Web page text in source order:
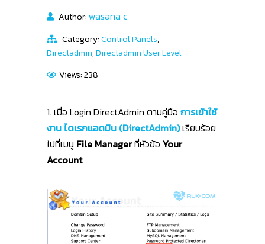
Author:wasana c
Category:Control Panels,
Directadmin,Directadmin User Level
Views: 238
1. เมื่อ Login DirectAdmin ตามคู่มือ การเข้าใช้
งาน ไดเรกแอดมิน (DirectAdmin)เรียบร้อย
ไปที่เมนู File Managerที่หัวข้อ Your
Account